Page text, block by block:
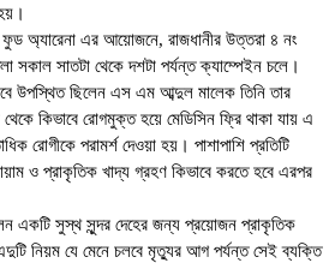
অ্যারেনা এর আয়োজনে, রাজধানীর উত্তরা ৪ নং
সকাল সাতটা থেকে দশটা পর্যন্ত ক্যাম্পেইন চলে।
উপস্থিত ছিলেন এস এম আব্দুল মালেক তিনি তার
কিভাবে রোগমুক্ত হয়ে মেডিসিন ফ্রি থাকা যায় এ
রোগীকে পরামর্শ দেওয়া হয়। পাশাপাশি প্রতিটি
ও প্রাকৃতিক খাদ্য গ্রহণ কিভাবে করতে হবে এরপর
একটি সুস্থ সুন্দর দেহের জন্য প্রয়োজন প্রাকৃতিক
নিয়ম যে মেনে চলবে মৃত্যুর আগ পর্যন্ত সেই ব্যক্তি